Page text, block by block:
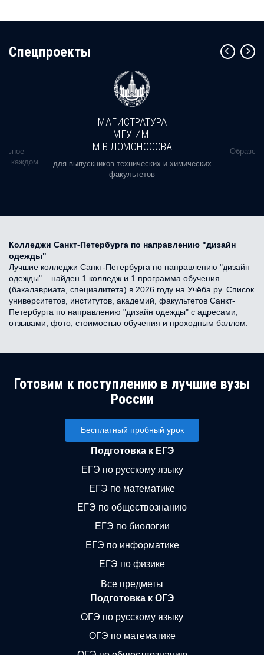
Cпецпроекты
в каждом
МАГИСТРАТУРА
МГУ ИМ.
М.В.ЛОМОНОСОВА
для выпускников технических и химических
факультетов
Колледжи Санкт-Петербурга по направлению "дизайн
одежды"
Лучшие колледжи Санкт-Петербурга по направлению "дизайн
одежды" – найден 1 колледж и 1 программа обучения
(бакалавриата, специалитета) в 2026 году на Учёба.ру. Список
университетов, институтов, академий, факультетов Санкт-
Петербурга по направлению "дизайн одежды" с адресами,
отзывами, фото, стоимостью обучения и проходным баллом.
Готовим к поступлению в лучшие вузы
России
Бесплатный пробный урок
Подготовка к ЕГЭ
ЕГЭ по русскому языку
ЕГЭ по математике
ЕГЭ по обществознанию
ЕГЭ по биологии
ЕГЭ по информатике
ЕГЭ по физике
Все предметы
Подготовка к ОГЭ
ОГЭ по русскому языку
ОГЭ по математике